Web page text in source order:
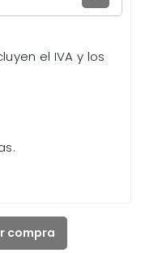
el IVA y los
compra